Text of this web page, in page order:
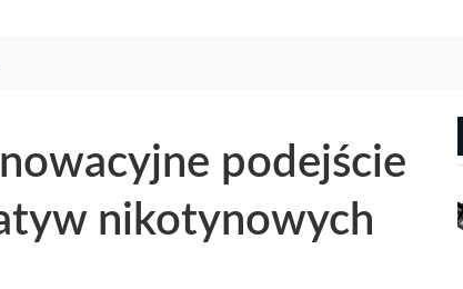
podejście
nikotynowych